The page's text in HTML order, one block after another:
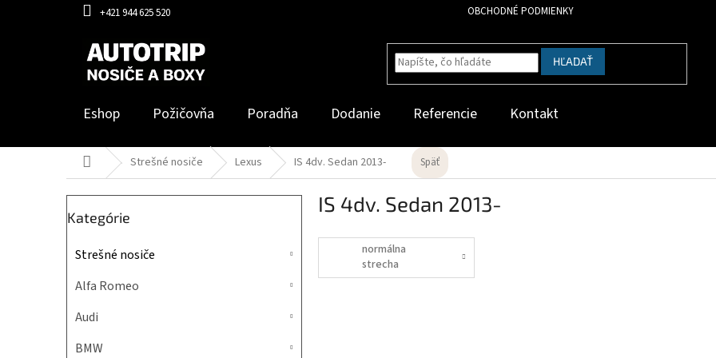
+421 944 625 520 OBCHODNÉ PODMIENKY
HĽADAŤ
Eshop Požičovňa Poradňa Dodanie Referencie Kontakt
DomovStrešné nosiče Lexus IS 4dv. Sedan 2013- Späť
č
Preskočiť
Kategórie
Strešné nosiče
Alfa Romeo
Audi
BMW
IS 4dv. Sedan 2013-
normálna
strecha